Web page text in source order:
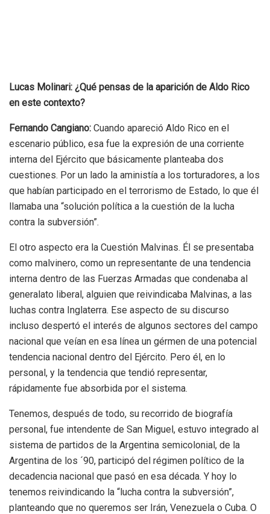
Lucas Molinari: ¿Qué pensas de la aparición de Aldo Rico
en este contexto?
Fernando Cangiano: Cuando apareció Aldo Rico en el
escenario público, esa fue la expresión de una corriente
interna del Ejército que básicamente planteaba dos
cuestiones. Por un lado la aministía a los torturadores, a los
que habían participado en el terrorismo de Estado, lo que él
llamaba una “solución política a la cuestión de la lucha
contra la subversión”.
El otro aspecto era la Cuestión Malvinas. Él se presentaba
como malvinero, como un representante de una tendencia
interna dentro de las Fuerzas Armadas que condenaba al
generalato liberal, alguien que reivindicaba Malvinas, a las
luchas contra Inglaterra. Ese aspecto de su discurso
incluso despertó el interés de algunos sectores del campo
nacional que veían en esa línea un gérmen de una potencial
tendencia nacional dentro del Ejército. Pero él, en lo
personal, y la tendencia que tendió representar,
rápidamente fue absorbida por el sistema.
Tenemos, después de todo, su recorrido de biografía
personal, fue intendente de San Miguel, estuvo integrado al
sistema de partidos de la Argentina semicolonial, de la
Argentina de los ´90, participó del régimen político de la
decadencia nacional que pasó en esa década. Y hoy lo
tenemos reivindicando la “lucha contra la subversión”,
planteando que no queremos ser Irán, Venezuela o Cuba. O